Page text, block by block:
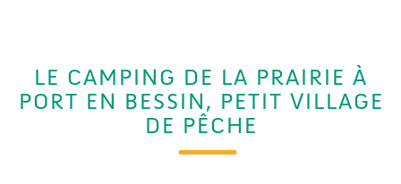
LE CAMPING DE LA PRAIRIE À
PORT EN BESSIN, PETIT VILLAGE
DE PÊCHE